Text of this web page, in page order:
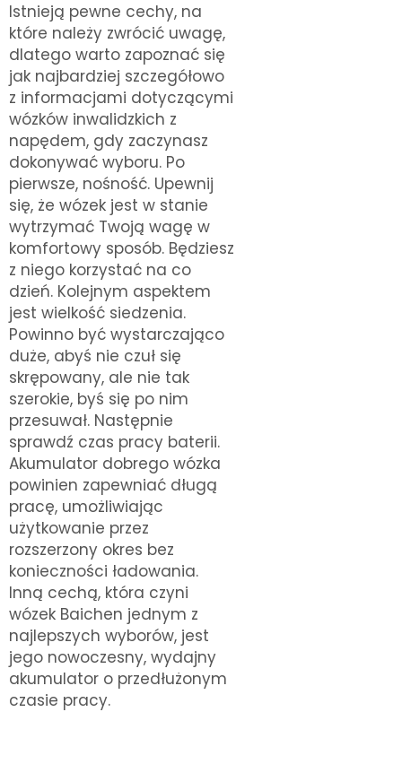
Istnieją pewne cechy, na
które należy zwrócić uwagę,
dlatego warto zapoznać się
jak najbardziej szczegółowo
z informacjami dotyczącymi
wózków inwalidzkich z
napędem, gdy zaczynasz
dokonywać wyboru. Po
pierwsze, nośność. Upewnij
się, że wózek jest w stanie
wytrzymać Twoją wagę w
komfortowy sposób. Będziesz
z niego korzystać na co
dzień. Kolejnym aspektem
jest wielkość siedzenia.
Powinno być wystarczająco
duże, abyś nie czuł się
skrępowany, ale nie tak
szerokie, byś się po nim
przesuwał. Następnie
sprawdź czas pracy baterii.
Akumulator dobrego wózka
powinien zapewniać długą
pracę, umożliwiając
użytkowanie przez
rozszerzony okres bez
konieczności ładowania.
Inną cechą, która czyni
wózek Baichen jednym z
najlepszych wyborów, jest
jego nowoczesny, wydajny
akumulator o przedłużonym
czasie pracy.